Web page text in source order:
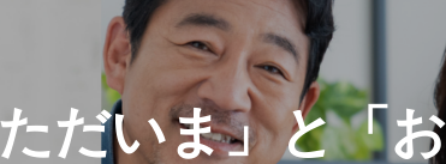
事。寮長として向
き合う「安心でき
る居場所づくり」
会 随時開催中！
は？意見が合わな
いときに考えたい
こと
だ いま」と「お か